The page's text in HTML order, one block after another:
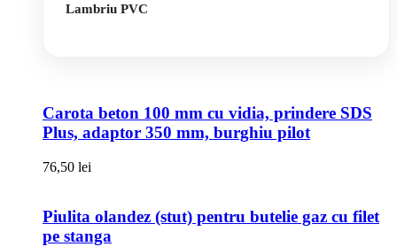
Lambriu PVC
Carota beton 100 mm cu vidia, prindere SDS
Plus, adaptor 350 mm, burghiu pilot
76,50 lei
Piulita olandez (stut) pentru butelie gaz cu filet
pe stanga